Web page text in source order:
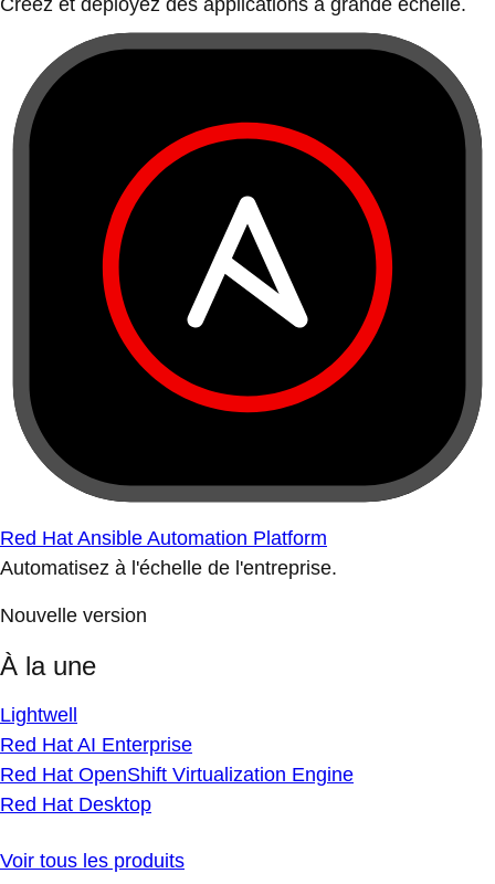
Créez et déployez des applications à grande échelle.
Red Hat Ansible Automation Platform
Automatisez à l'échelle de l'entreprise.
Nouvelle version
À la une
Lightwell
Red Hat AI Enterprise
Red Hat OpenShift Virtualization Engine
Red Hat Desktop
Voir tous les produits